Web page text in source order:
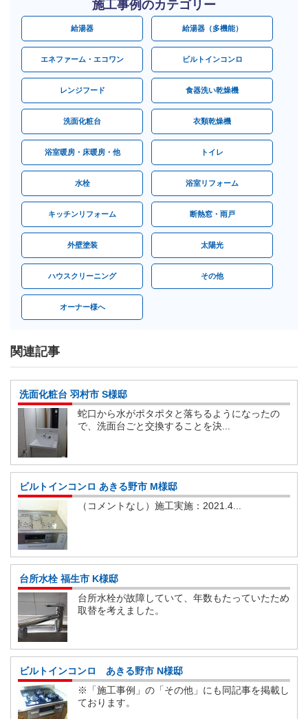
施工事例のカテゴリー
給湯器 給湯器（多機能）
エネファーム・エコワン ビルトインコンロ
レンジフード 食器洗い乾燥機
洗面化粧台 衣類乾燥機
浴室暖房・床暖房・他 トイレ
水栓 浴室リフォーム
キッチンリフォーム 断熱窓・雨戸
外壁塗装 太陽光
ハウスクリーニング その他
オーナー様へ
関連記事
洗面化粧台 羽村市 S様邸
蛇口から水がポタポタと落ちるようになったの
で、洗面台ごと交換することを決...
ビルトインコンロ あきる野市 M様邸
（コメントなし）施工実施：2021.4...
台所水栓 福生市 K様邸
台所水栓が故障していて、年数もたっていたため
取替を考えました。
ビルトインコンロ あきる野市 N様邸
※「施工事例」の「その他」にも同記事を掲載し
ております。